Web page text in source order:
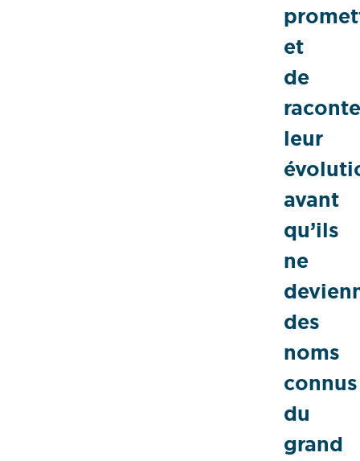
et
de
leur
avant
qu’ils
ne
des
noms
connus
du
grand